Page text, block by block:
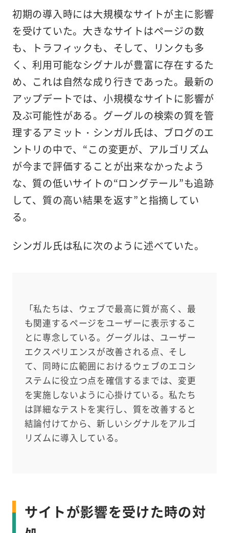
初期の導入時には大規模なサイトが主に影響
を受けていた。大きなサイトはページの数
も、トラフィックも、そして、リンクも多
く、利用可能なシグナルが豊富に存在するた
め、これは自然な成り行きであった。最新の
アップデートでは、小規模なサイトに影響が
及ぶ可能性がある。グーグルの検索の質を管
理するアミット・シンガル氏は、ブログのエ
ントリの中で、“この変更が、アルゴリズム
が今まで評価することが出来なかったよう
な、質の低いサイトの“ロングテール”も追跡
して、質の高い結果を返す”と指摘してい
る。
シンガル氏は私に次のように述べていた。
「私たちは、ウェブで最高に質が高く、最
も関連するページをユーザーに表示するこ
とに専念している。グーグルは、ユーザー
エクスペリエンスが改善される点、そし
て、同時に広範囲におけるウェブのエコシ
ステムに役立つ点を確信するまでは、変更
を実施しないように心掛けている。私たち
は詳細なテストを実行し、質を改善すると
結論付けてから、新しいシグナルをアルゴ
リズムに導入している。
サイトが影響を受けた時の対